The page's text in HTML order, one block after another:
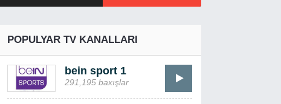
POPULYAR TV KANALLARI
bein sport 1
291,195 baxışlar